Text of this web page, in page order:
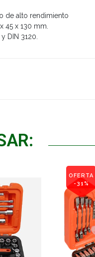
de alto rendimiento
45 x 130 mm.
DIN 3120.
OFERTA
-31%